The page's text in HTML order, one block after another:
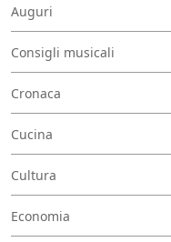
Auguri
Consigli musicali
Cronaca
Cucina
Cultura
Economia